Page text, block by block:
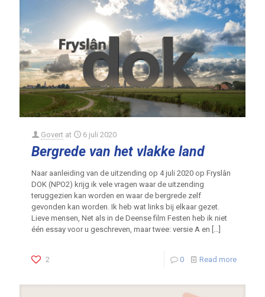
Govert at 6 juli 2020
Bergrede van het vlakke land
Naar aanleiding van de uitzending op 4 juli 2020 op Fryslân
DOK (NPO2) krijg ik vele vragen waar de uitzending
teruggezien kan worden en waar de bergrede zelf
gevonden kan worden. Ik heb wat links bij elkaar gezet.
Lieve mensen, Net als in de Deense film Festen heb ik niet
één essay voor u geschreven, maar twee: versie A en
2 0 Read more